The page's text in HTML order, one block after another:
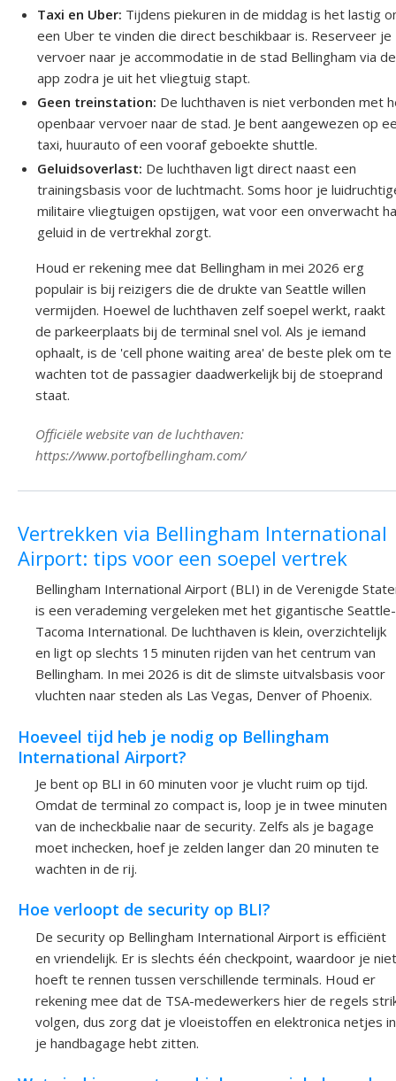
Taxi en Uber: Tijdens piekuren in de middag is het lastig
een Uber te vinden die direct beschikbaar is. Reserveer je
vervoer naar je accommodatie in de stad Bellingham via de
app zodra je uit het vliegtuig stapt.
Geen treinstation: De luchthaven is niet verbonden met
openbaar vervoer naar de stad. Je bent aangewezen op
taxi, huurauto of een vooraf geboekte shuttle.
Geluidsoverlast: De luchthaven ligt direct naast een
trainingsbasis voor de luchtmacht. Soms hoor je
militaire vliegtuigen opstijgen, wat voor een onverwacht
geluid in de vertrekhal zorgt.
Houd er rekening mee dat Bellingham in mei 2026 erg
populair is bij reizigers die de drukte van Seattle willen
vermijden. Hoewel de luchthaven zelf soepel werkt, raakt
de parkeerplaats bij de terminal snel vol. Als je iemand
ophaalt, is de 'cell phone waiting area' de beste plek om te
wachten tot de passagier daadwerkelijk bij de stoeprand
staat.
Officiële website van de luchthaven:
https://www.portofbellingham.com/
Vertrekken via Bellingham International
Airport: tips voor een soepel vertrek
Bellingham International Airport (BLI) in de Verenigde
is een verademing vergeleken met het gigantische Seattle-
Tacoma International. De luchthaven is klein, overzichtelijk
en ligt op slechts 15 minuten rijden van het centrum van
Bellingham. In mei 2026 is dit de slimste uitvalsbasis voor
vluchten naar steden als Las Vegas, Denver of Phoenix.
Hoeveel tijd heb je nodig op Bellingham
International Airport?
Je bent op BLI in 60 minuten voor je vlucht ruim op tijd.
Omdat de terminal zo compact is, loop je in twee minuten
van de incheckbalie naar de security. Zelfs als je bagage
moet inchecken, hoef je zelden langer dan 20 minuten te
wachten in de rij.
Hoe verloopt de security op BLI?
De security op Bellingham International Airport is efficiënt
en vriendelijk. Er is slechts één checkpoint, waardoor je niet
hoeft te rennen tussen verschillende terminals. Houd er
rekening mee dat de TSA-medewerkers hier de regels
volgen, dus zorg dat je vloeistoffen en elektronica netjes in
je handbagage hebt zitten.